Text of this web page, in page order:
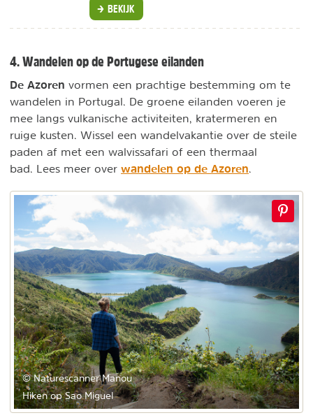
BEKIJK
4. Wandelen op de Portugese eilanden
De Azoren vormen een prachtige bestemming om te
wandelen in Portugal. De groene eilanden voeren je
mee langs vulkanische activiteiten, kratermeren en
ruige kusten. Wissel een wandelvakantie over de steile
paden af met een walvissafari of een thermaal
bad. Lees meer over wandelen op de Azoren
© Naturescanner Manou
Hiken op Sao Miguel